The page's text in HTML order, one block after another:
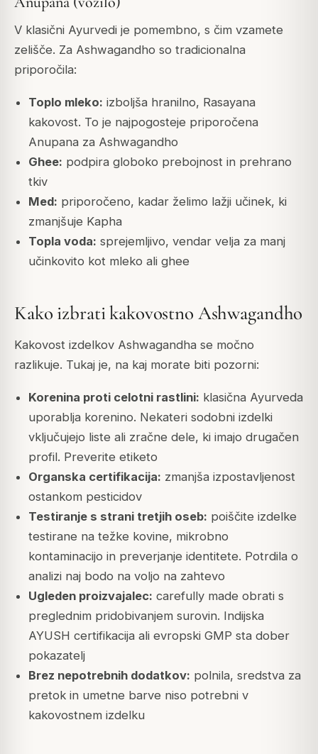
V klasični Ayurvedi je pomembno, s čim vzamete
zelišče. Za Ashwagandho so tradicionalna
priporočila:
Toplo mleko: izboljša hranilno, Rasayana
kakovost. To je najpogosteje priporočena
Anupana za Ashwagandho
Ghee: podpira globoko prebojnost in prehrano
tkiv
Med: priporočeno, kadar želimo lažji učinek, ki
zmanjšuje Kapha
Topla voda: sprejemljivo, vendar velja za manj
učinkovito kot mleko ali ghee
Kako izbrati kakovostno Ashwagandho
Kakovost izdelkov Ashwagandha se močno
razlikuje. Tukaj je, na kaj morate biti pozorni:
Korenina proti celotni rastlini: klasična Ayurveda
uporablja korenino. Nekateri sodobni izdelki
vključujejo liste ali zračne dele, ki imajo drugačen
profil. Preverite etiketo
Organska certifikacija: zmanjša izpostavljenost
ostankom pesticidov
Testiranje s strani tretjih oseb: poiščite izdelke
testirane na težke kovine, mikrobno
kontaminacijo in preverjanje identitete. Potrdila o
analizi naj bodo na voljo na zahtevo
Ugleden proizvajalec: carefully made obrati s
preglednim pridobivanjem surovin. Indijska
AYUSH certifikacija ali evropski GMP sta dober
pokazatelj
Brez nepotrebnih dodatkov: polnila, sredstva za
pretok in umetne barve niso potrebni v
kakovostnem izdelku